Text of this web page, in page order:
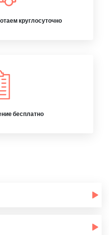
круглосуточно
бесплатно